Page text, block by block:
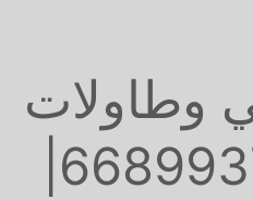
وطاولات